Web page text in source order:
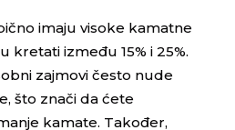
imaju visoke kamatne
kretati između 15% i 25%.
zajmovi često nude
što znači da ćete
kamate. Također,